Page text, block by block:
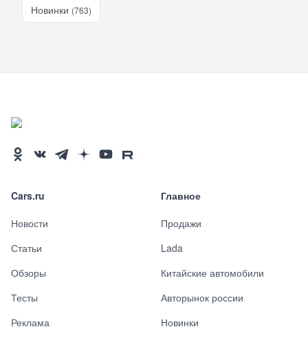
Новинки (763)
Cars.ru
Новости
Статьи
Обзоры
Тесты
Реклама
Главное
Продажи
Lada
Китайские автомобили
Авторынок россии
Новинки